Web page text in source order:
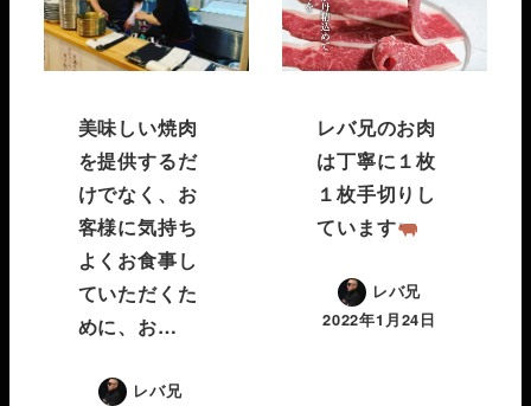
美味しい焼肉
を提供するだ
けでなく、お
客様に気持ち
よくお食事し
ていただくた
めに、お…
レバ兄
レバ兄のお肉
は丁寧に１枚
１枚手切りし
ています
レバ兄
2022年1月24日